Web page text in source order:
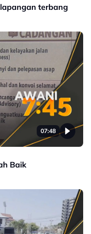
terbang
07:48
Baik